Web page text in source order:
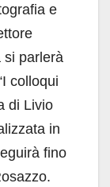
e
si parlerà
colloqui
di Livio
in
fino